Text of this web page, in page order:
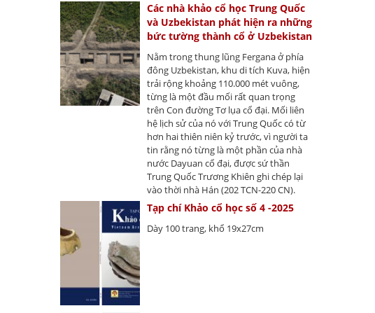
Các nhà khảo cổ học Trung Quốc
và Uzbekistan phát hiện ra những
bức tường thành cổ ở Uzbekistan
Nằm trong thung lũng Fergana ở phía
đông Uzbekistan, khu di tích Kuva, hiện
trải rộng khoảng 110.000 mét vuông,
từng là một đầu mối rất quan trọng
trên Con đường Tơ lụa cổ đại. Mối liên
hệ lịch sử của nó với Trung Quốc có từ
hơn hai thiên niên kỷ trước, vì người ta
tin rằng nó từng là một phần của nhà
nước Dayuan cổ đại, được sứ thần
Trung Quốc Trương Khiên ghi chép lại
vào thời nhà Hán (202 TCN-220 CN).
Tạp chí Khảo cổ học số 4 -2025
Dày 100 trang, khổ 19x27cm